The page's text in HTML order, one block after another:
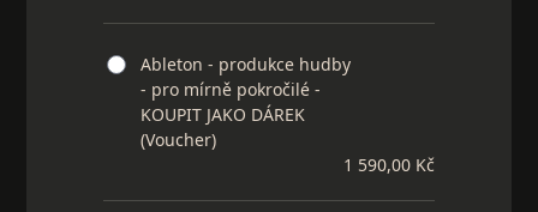
Ableton - produkce hudby
- pro mírně pokročilé -
KOUPIT JAKO DÁREK
(Voucher)
1 590,00 Kč